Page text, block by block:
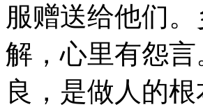
服赠送给他们
解，心里有怨
良，是做人的